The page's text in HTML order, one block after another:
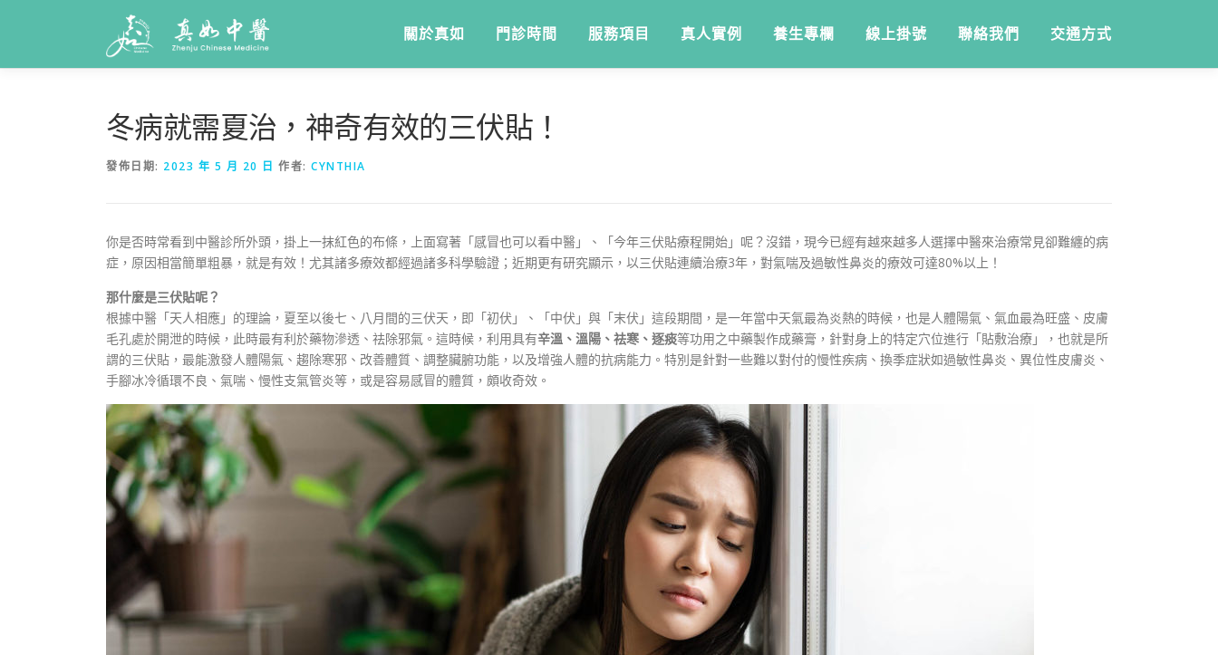
關於真如 門診時間 服務項目 真人實例 養生專欄 線上掛號 聯絡我們 交通方式
冬病就需夏治，神奇有效的三伏貼！
發佈日期: 2023 年 5 月 20 日 作者: CYNTHIA
你是否時常看到中醫診所外頭，掛上一抹紅色的布條，上面寫著「感冒也可以看中醫」、「今年三伏貼療程開始」呢？沒錯，現今已經有越來越多人選擇中醫來治療常見卻難纏的病
症，原因相當簡單粗暴，就是有效！尤其諸多療效都經過諸多科學驗證；近期更有研究顯示，以三伏貼連續治療3年，對氣喘及過敏性鼻炎的療效可達80%以上！
那什麼是三伏貼呢？
根據中醫「天人相應」的理論，夏至以後七、八月間的三伏天，即「初伏」、「中伏」與「末伏」這段期間，是一年當中天氣最為炎熱的時候，也是人體陽氣、氣血最為旺盛、皮膚
毛孔處於開泄的時候，此時最有利於藥物滲透、祛除邪氣。這時候，利用具有辛溫、溫陽、祛寒、逐痰等功用之中藥製作成藥膏，針對身上的特定穴位進行「貼敷治療」，也就是所
謂的三伏貼，最能激發人體陽氣、趨除寒邪、改善體質、調整臟腑功能，以及增強人體的抗病能力。特別是針對一些難以對付的慢性疾病、換季症狀如過敏性鼻炎、異位性皮膚炎、
手腳冰冷循環不良、氣喘、慢性支氣管炎等，或是容易感冒的體質，頗收奇效。